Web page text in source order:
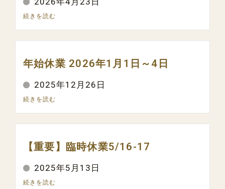
続きを読む
年始休業 2026年1月1日～4日
2025年12月26日
続きを読む
【重要】臨時休業5/16-17
2025年5月13日
続きを読む